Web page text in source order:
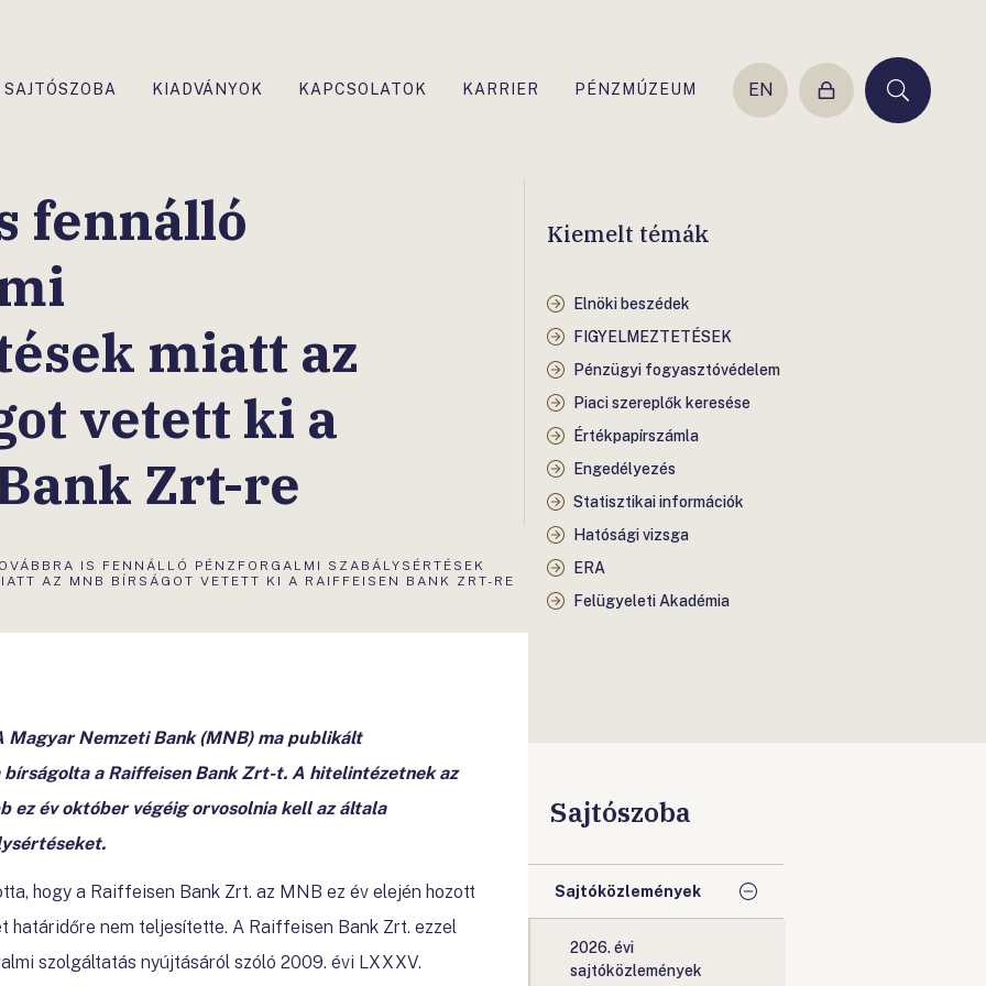
SAJTÓSZOBA KIADVÁNYOK KAPCSOLATOK KARRIER PÉNZMÚZEUM EN
Belépés Keresés
fennálló
miatt az
vetett ki a
Zrt-re
IS FENNÁLLÓ PÉNZFORGALMI SZABÁLYSÉRTÉSEK
AZ MNB BÍRSÁGOT VETETT KI A RAIFFEISEN BANK ZRT-RE
Kiemelt témák
Elnöki beszédek
FIGYELMEZTETÉSEK
Pénzügyi fogyasztóvédelem
Piaci szereplők keresése
Értékpapírszámla
Engedélyezés
Statisztikai információk
Hatósági vizsga
ERA
Felügyeleti Akadémia
Magyar Nemzeti Bank (MNB) ma publikált
a Raiffeisen Bank Zrt-t. A hitelintézetnek az
ez év október végéig orvosolnia kell az általa
hogy a Raiffeisen Bank Zrt. az MNB ez év elején hozott
határidőre nem teljesítette. A Raiffeisen Bank Zrt. ezzel
szolgáltatás nyújtásáról szóló 2009. évi LXXXV.
Sajtószoba
Sajtóközlemények
2026. évi
sajtóközlemények